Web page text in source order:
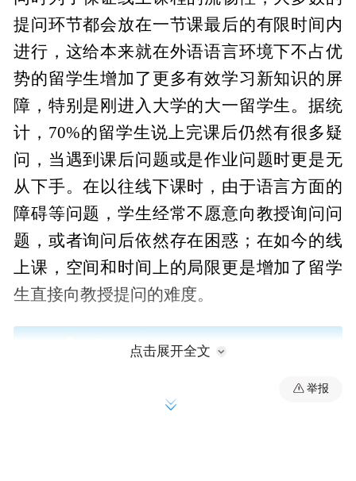
提问环节都会放在一节课最后的有限时间内
进行，这给本来就在外语语言环境下不占优
势的留学生增加了更多有效学习新知识的屏
障，特别是刚进入大学的大一留学生。据统
计，70%的留学生说上完课后仍然有很多疑
问，当遇到课后问题或是作业问题时更是无
从下手。在以往线下课时，由于语言方面的
障碍等问题，学生经常不愿意向教授询问问
题，或者询问后依然存在困惑；在如今的线
上课，空间和时间上的局限更是增加了留学
生直接向教授提问的难度。
点击展开全文
举报